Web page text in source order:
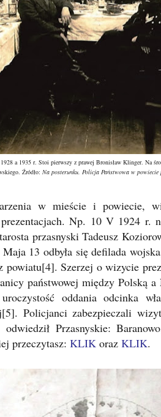
a 1935 r. Stoi pierwszy z prawej Bronisław Klinger. Na
Źródło: Na posterunku. Policja Państwowa w powiecie
w mieście i powiecie,
Np. 10 V 1924 r.
przasnyski Tadeusz
13 odbyła się defilada
powiatu[4]. Szerzej o wizycie
państwowej między Polską
oddania odcinka
Policjanci zabezpieczali
Przasnyskie:
przeczytasz: KLIK oraz KLIK.